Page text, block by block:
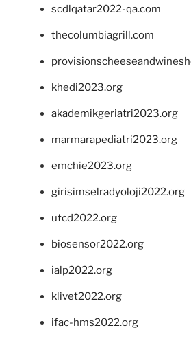
scdlqatar2022-qa.com
thecolumbiagrill.com
khedi2023.org
akademikgeriatri2023.org
marmarapediatri2023.org
emchie2023.org
girisimselradyoloji2022.org
utcd2022.org
biosensor2022.org
ialp2022.org
klivet2022.org
ifac-hms2022.org